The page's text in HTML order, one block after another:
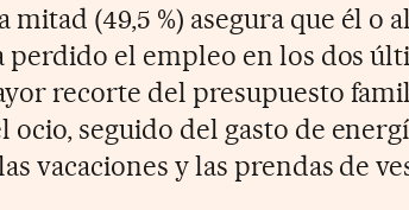
(49,5 %) asegura que él o
perdido el empleo en los dos
recorte del presupuesto
ocio, seguido del gasto de
vacaciones y las prendas de